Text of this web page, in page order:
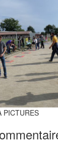
PICTURES